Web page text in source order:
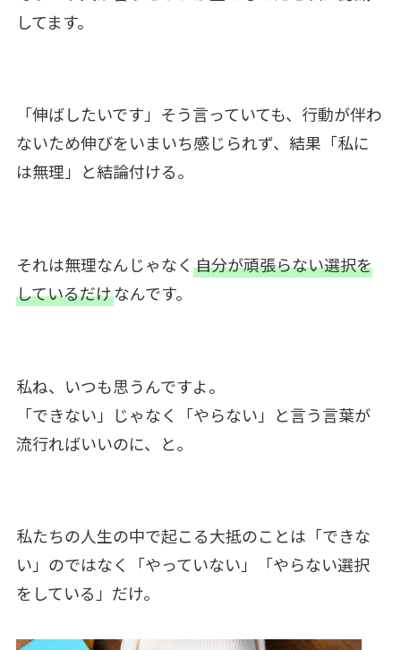
してます。
「伸ばしたいです」そう言っていても、行動が伴わ
ないため伸びをいまいち感じられず、結果「私に
は無理」と結論付ける。
それは無理なんじゃなく 自分が頑張らない選択を
しているだけなんです。
私ね、いつも思うんですよ。
「できない」じゃなく「やらない」と言う言葉が
流行ればいいのに、と。
私たちの人生の中で起こる大抵のことは「できな
い」のではなく「やっていない」「やらない選択
をしている」だけ。